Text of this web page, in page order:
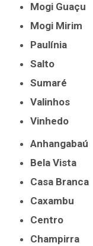
Mogi Guaçu
Mogi Mirim
Paulínia
Salto
Sumaré
Valinhos
Vinhedo
Anhangabaú
Bela Vista
Casa Branca
Caxambu
Centro
Champirra